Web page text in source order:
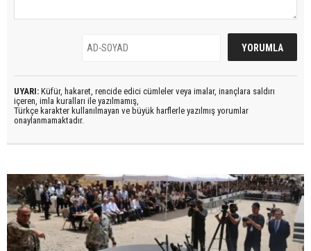
UYARI: Küfür, hakaret, rencide edici cümleler veya imalar, inançlara saldırı
içeren, imla kuralları ile yazılmamış,
Türkçe karakter kullanılmayan ve büyük harflerle yazılmış yorumlar
onaylanmamaktadır.